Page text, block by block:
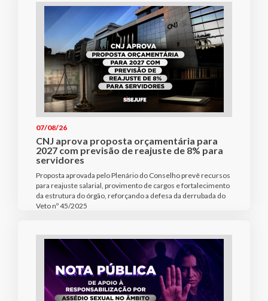
07/08/26
CNJ aprova proposta orçamentária para
2027 com previsão de reajuste de 8% para
servidores
Proposta aprovada pelo Plenário do Conselho prevê recursos
para reajuste salarial, provimento de cargos e fortalecimento
da estrutura do órgão, reforçando a defesa da derrubada do
Veto nº 45/2025